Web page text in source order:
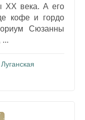
XX века. А его
кофе и гордо
Сюзанны